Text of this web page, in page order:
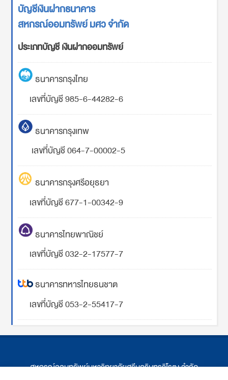
บัญชีเงินฝากธนาคาร
สหกรณ์ออมทรัพย์ มศว จำกัด
ประเภทบัญชี เงินฝากออมทรัพย์
ธนาคารกรุงไทย
เลขที่บัญชี 985-6-44282-6
ธนาคารกรุงเทพ
เลขที่บัญชี 064-7-00002-5
ธนาคารกรุงศรีอยุธยา
เลขที่บัญชี 677-1-00342-9
ธนาคารไทยพาณิชย์
เลขที่บัญชี 032-2-17577-7
ธนาคารทหารไทยธนชาต
เลขที่บัญชี 053-2-55417-7
สหกรณ์ออมทรัพย์มหาวิทยาลัยศรีนครินทรวิโรฒ จำกัด